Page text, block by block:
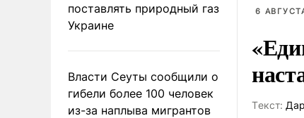
поставлять природный газ
Украине
Власти Сеуты сообщили о
гибели более 100 человек
из-за наплыва мигрантов
6
Tекст: